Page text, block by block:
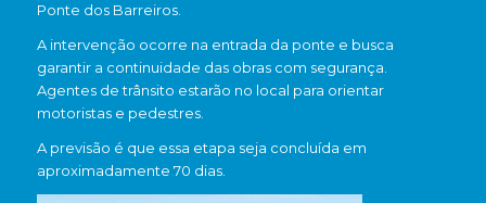
Ponte dos Barreiros.
A intervenção ocorre na entrada da ponte e busca
garantir a continuidade das obras com segurança.
Agentes de trânsito estarão no local para orientar
motoristas e pedestres.
A previsão é que essa etapa seja concluída em
aproximadamente 70 dias.